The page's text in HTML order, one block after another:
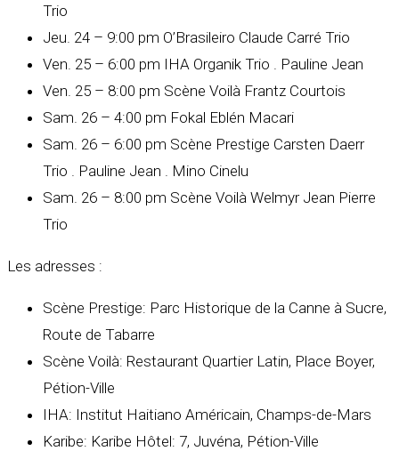
Trio
Jeu. 24 – 9:00 pm O’Brasileiro Claude Carré Trio
Ven. 25 – 6:00 pm IHA Organik Trio . Pauline Jean
Ven. 25 – 8:00 pm Scène Voilà Frantz Courtois
Sam. 26 – 4:00 pm Fokal Eblén Macari
Sam. 26 – 6:00 pm Scène Prestige Carsten Daerr
Trio . Pauline Jean . Mino Cinelu
Sam. 26 – 8:00 pm Scène Voilà Welmyr Jean Pierre
Trio
Les adresses :
Scène Prestige: Parc Historique de la Canne à Sucre,
Route de Tabarre
Scène Voilà: Restaurant Quartier Latin, Place Boyer,
Pétion-Ville
IHA: Institut Haitiano Américain, Champs-de-Mars
Karibe: Karibe Hôtel: 7, Juvéna, Pétion-Ville